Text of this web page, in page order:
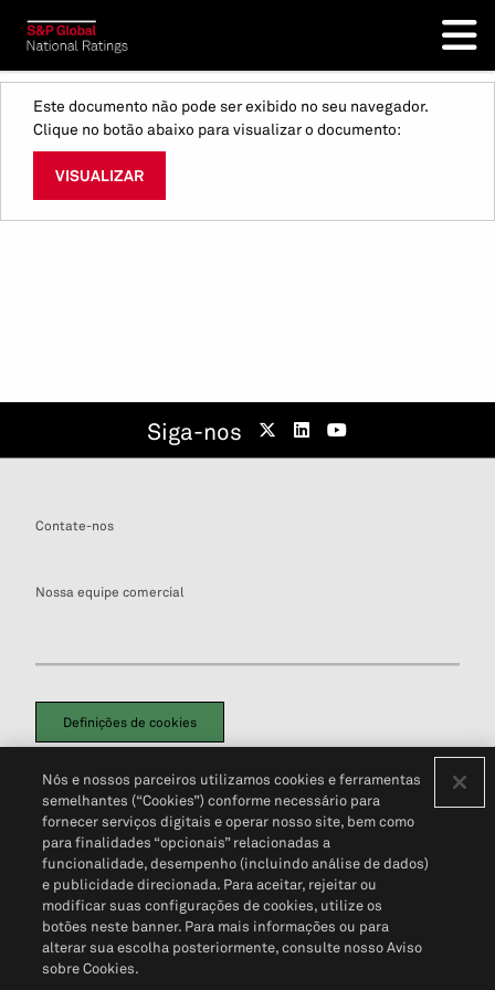
Este documento não pode ser exibido no seu navegador.
Clique no botão abaixo para visualizar o documento:
VISUALIZAR
Siga-nos
Contate-nos
Nossa equipe comercial
Definições de cookies
Política de PrivacidadePortal de privacidade do cliente (em inglês)
Não Venda Minhas Informações Pessoais© 2026 S&P Global
Nós e nossos parceiros utilizamos cookies e ferramentas
semelhantes (“Cookies”) conforme necessário para
fornecer serviços digitais e operar nosso site, bem como
para finalidades “opcionais” relacionadas a
funcionalidade, desempenho (incluindo análise de dados)
e publicidade direcionada. Para aceitar, rejeitar ou
modificar suas configurações de cookies, utilize os
botões neste banner. Para mais informações ou para
alterar sua escolha posteriormente, consulte nosso Aviso
sobre Cookies.